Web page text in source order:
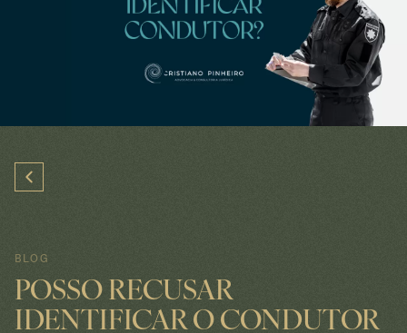
BLOG
POSSO RECUSAR
IDENTIFICAR O CONDUTOR